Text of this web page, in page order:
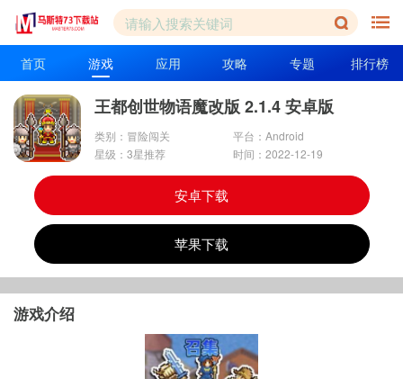
首页 游戏 应用 攻略 专题 排行榜
王都创世物语魔改版 2.1.4 安卓版
类别：冒险闯关
平台：Android
星级：3星推荐
时间：2022-12-19
安卓下载
苹果下载
游戏介绍